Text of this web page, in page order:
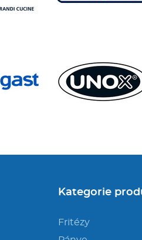
Kategorie
Fritézy